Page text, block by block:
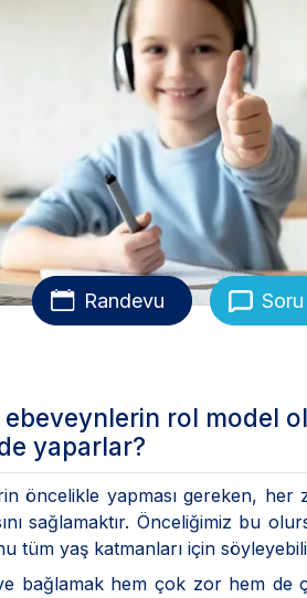
Randevu
rol model
yaparlar?
öncelikle yapması gereken, her
sağlamaktır. Önceliğimiz bu
tüm yaş katmanları için
bağlamak hem çok zor hem de